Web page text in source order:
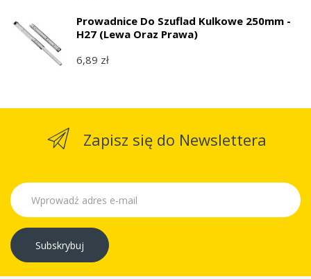
Prowadnice Do Szuflad Kulkowe 250mm -
H27 (lewa Oraz Prawa)
6,89 zł
Zapisz się do Newslettera
Subskrybuj